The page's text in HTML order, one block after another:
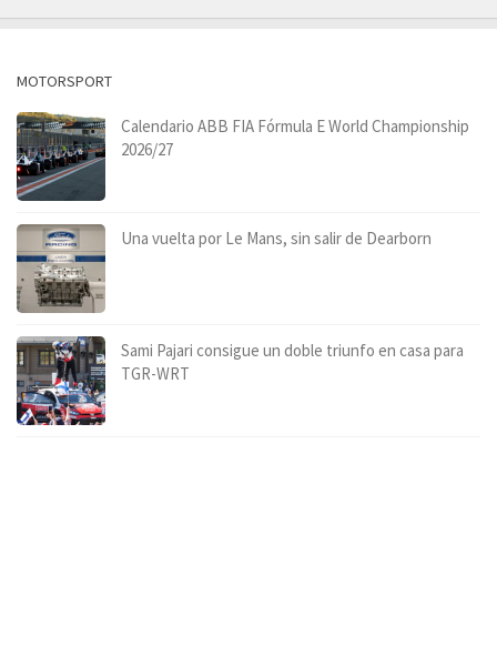
MOTORSPORT
Calendario ABB FIA Fórmula E World Championship
2026/27
Una vuelta por Le Mans, sin salir de Dearborn
Sami Pajari consigue un doble triunfo en casa para
TGR-WRT